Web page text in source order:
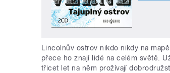
Lincolnův ostrov nikdo nikdy na
přece ho znají lidé na celém světě.
třicet let na něm prožívají